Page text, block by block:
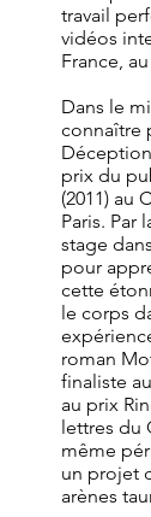
travail
vidéos
France,
Dans le
connaître
prix du
(2011) au
Paris. Par
stage
pour
cette
le corps
roman
finaliste
au prix
lettres du
même
un projet
arènes